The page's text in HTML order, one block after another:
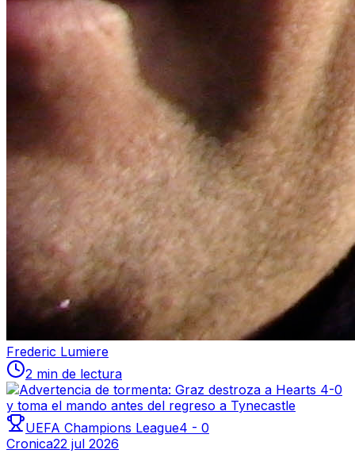
Frederic Lumiere
2 min de lectura
UEFA Champions League4 - 0
Cronica22 jul 2026